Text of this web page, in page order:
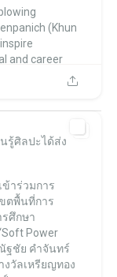
(Khun
and career
รู้ศิลปะได้ส่ง
เข้าร่วมการ
ตพื้นที่การ
ศึกษา
Power
ฐชัย คำจันทร์
งวัลเหรียญทอง